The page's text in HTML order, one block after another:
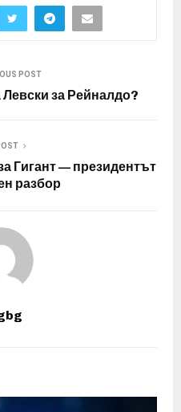
POST
за Рейналдо?
Гигант — президентът
разбор